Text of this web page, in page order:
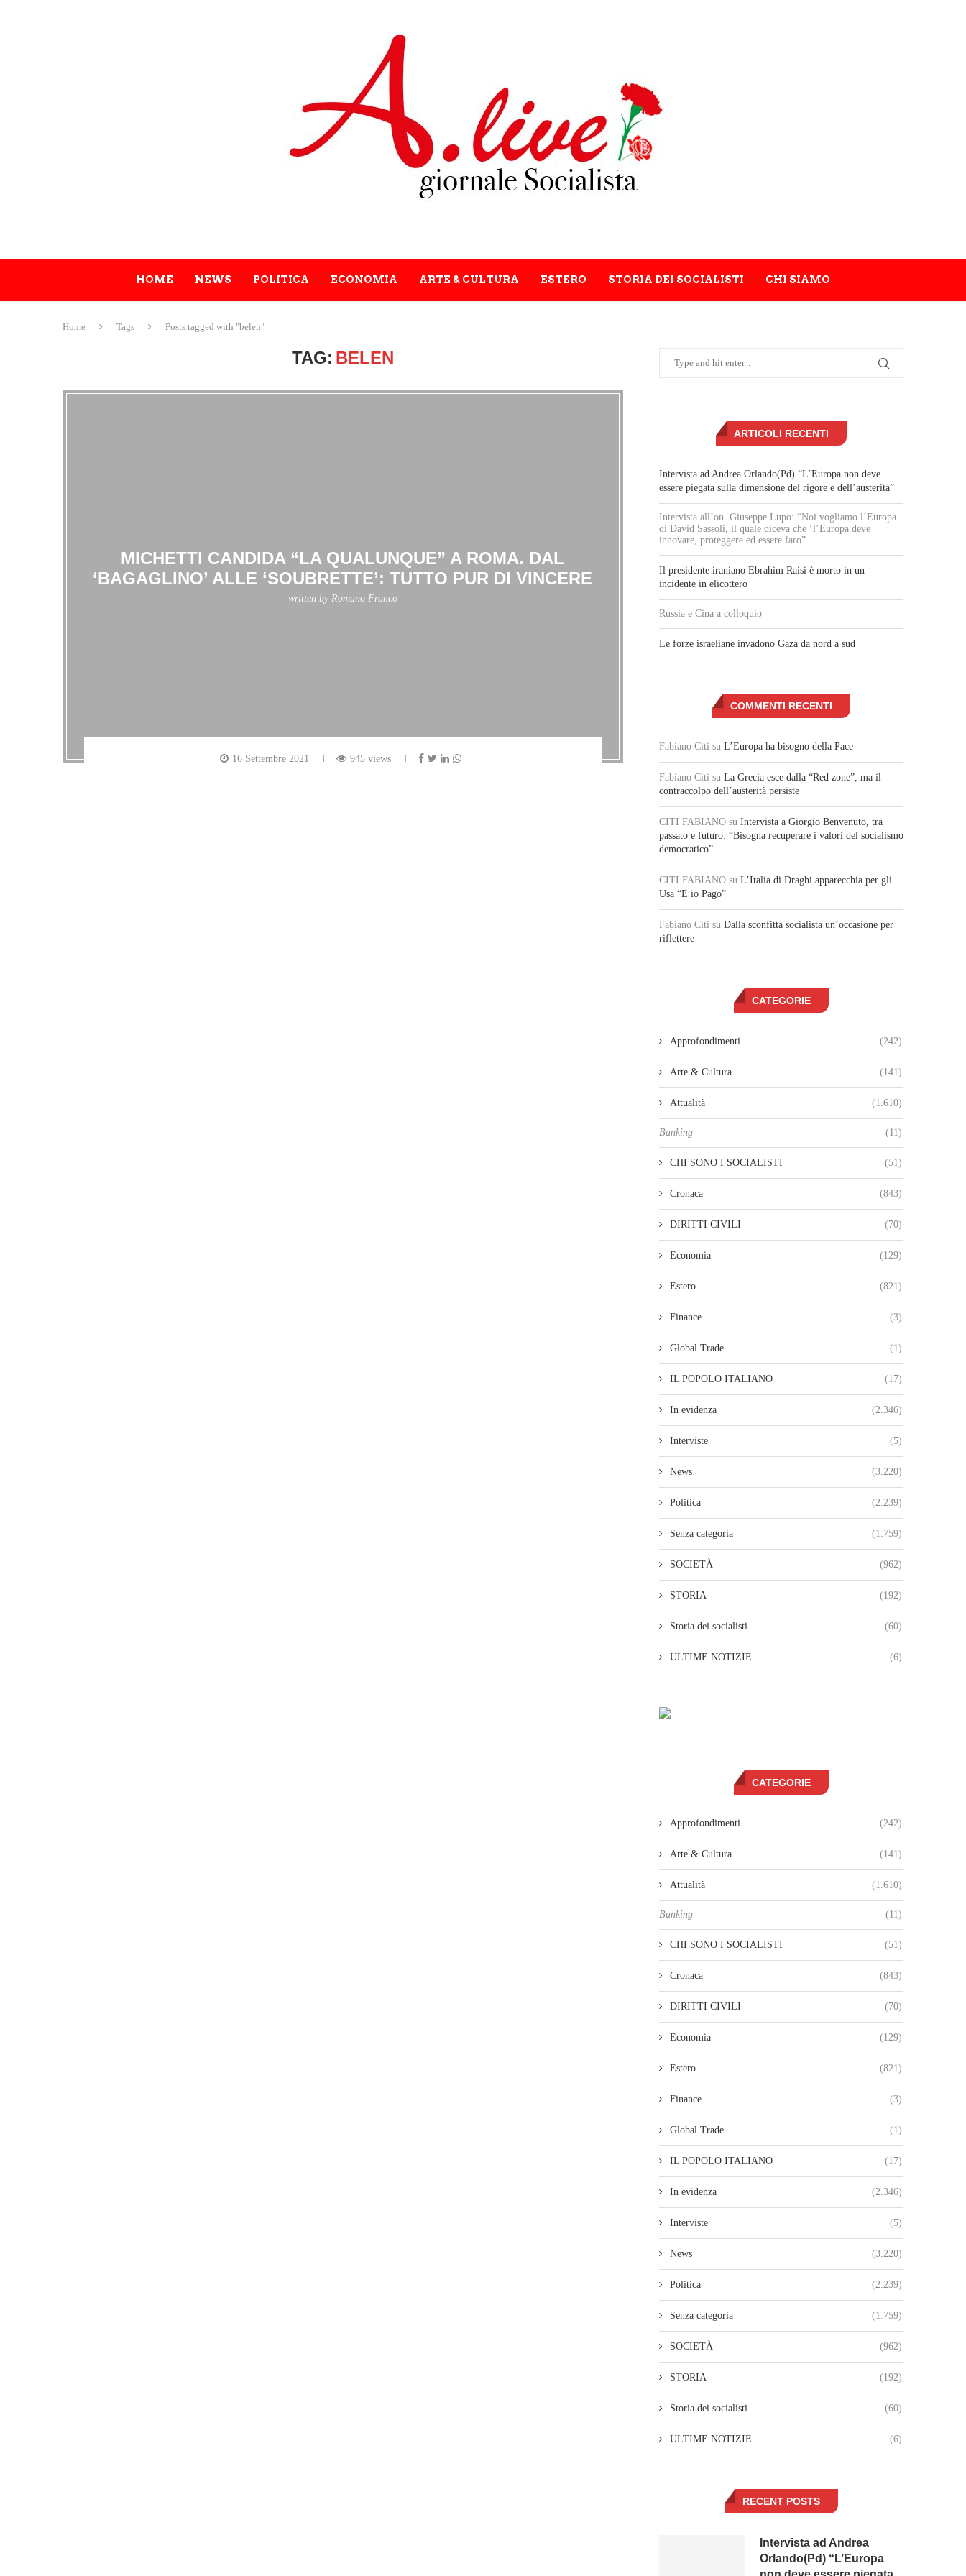
HOME NEWS POLITICA ECONOMIA ARTE & CULTURA ESTERO STORIA DEI SOCIALISTI CHI SIAMO
Home Tags Posts tagged with "belen"
TAG: BELEN
MICHETTI CANDIDA “LA QUALUNQUE” A ROMA. DAL
‘BAGAGLINO’ ALLE ‘SOUBRETTE’: TUTTO PUR DI VINCERE
written by Romano Franco
16 Settembre 2021 945 views
ARTICOLI RECENTI
Intervista ad Andrea Orlando(Pd) “L’Europa non deve
essere piegata sulla dimensione del rigore e dell’austerità”
Intervista all’on. Giuseppe Lupo: “Noi vogliamo l’Europa
di David Sassoli, il quale diceva che ‘l’Europa deve
innovare, proteggere ed essere faro”.
Il presidente iraniano Ebrahim Raisi è morto in un
incidente in elicottero
Russia e Cina a colloquio
Le forze israeliane invadono Gaza da nord a sud
COMMENTI RECENTI
Fabiano Citi su L’Europa ha bisogno della Pace
Fabiano Citi su La Grecia esce dalla “Red zone”, ma il
contraccolpo dell’austerità persiste
CITI FABIANO su Intervista a Giorgio Benvenuto, tra
passato e futuro: “Bisogna recuperare i valori del socialismo
democratico”
CITI FABIANO su L’Italia di Draghi apparecchia per gli
Usa “E io Pago”
Fabiano Citi su Dalla sconfitta socialista un’occasione per
riflettere
CATEGORIE
Approfondimenti (242)
Arte & Cultura (141)
Attualità (1.610)
Banking (11)
CHI SONO I SOCIALISTI (51)
Cronaca (843)
DIRITTI CIVILI (70)
Economia (129)
Estero (821)
Finance (3)
Global Trade (1)
IL POPOLO ITALIANO (17)
In evidenza (2.346)
Interviste (5)
News (3.220)
Politica (2.239)
Senza categoria (1.759)
SOCIETÀ (962)
STORIA (192)
Storia dei socialisti (60)
ULTIME NOTIZIE (6)
CATEGORIE
Approfondimenti (242)
Arte & Cultura (141)
Attualità (1.610)
Banking (11)
CHI SONO I SOCIALISTI (51)
Cronaca (843)
DIRITTI CIVILI (70)
Economia (129)
Estero (821)
Finance (3)
Global Trade (1)
IL POPOLO ITALIANO (17)
In evidenza (2.346)
Interviste (5)
News (3.220)
Politica (2.239)
Senza categoria (1.759)
SOCIETÀ (962)
STORIA (192)
Storia dei socialisti (60)
ULTIME NOTIZIE (6)
RECENT POSTS
Intervista ad Andrea
Orlando(Pd) “L’Europa